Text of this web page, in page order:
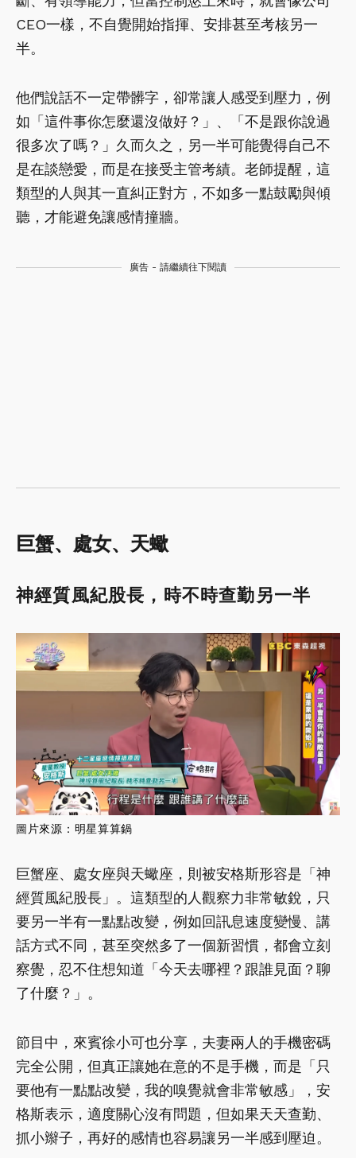
CEO一樣，不自覺開始指揮、安排甚至考核另一
半。
他們說話不一定帶髒字，卻常讓人感受到壓力，例
如「這件事你怎麼還沒做好？」、「不是跟你說過
很多次了嗎？」久而久之，另一半可能覺得自己不
是在談戀愛，而是在接受主管考績。老師提醒，這
類型的人與其一直糾正對方，不如多一點鼓勵與傾
聽，才能避免讓感情撞牆。
廣告 - 請繼續往下閱讀
巨蟹、處女、天蠍
神經質風紀股長，時不時查勤另一半
圖 片來源： 明星算算鍋
巨蟹座、處女座與天蠍座，則被安格斯形容是「神
經質風紀股長」。這類型的人觀察力非常敏銳，只
要另一半有一點點改變，例如回訊息速度變慢、講
話方式不同，甚至突然多了一個新習慣，都會立刻
察覺，忍不住想知道「今天去哪裡？跟誰見面？聊
了什麼？」。
節目中，來賓徐小可也分享，夫妻兩人的手機密碼
完全公開，但真正讓她在意的不是手機，而是「只
要他有一點點改變，我的嗅覺就會非常敏感」，安
格斯表示，適度關心沒有問題，但如果天天查勤、
抓小辮子，再好的感情也容易讓另一半感到壓迫。